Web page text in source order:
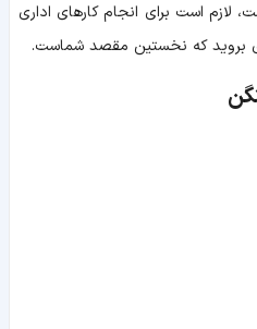
است برای انجام کارهای اداری
بروید که نخستین مقصد شماست.